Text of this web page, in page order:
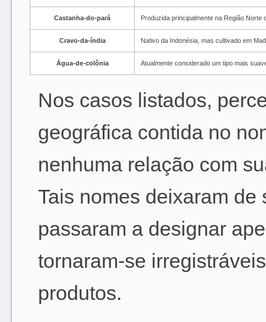
Castanha-do-pará Produzida principalmente na Região
Cravo-da-índia Nativo da Indonésia, mas cultivado em
Água-de-colônia Atualmente considerado um tipo mais
Nos casos listados,
geográfica contida no
nenhuma relação com
Tais nomes deixaram
passaram a designar
tornaram-se
produtos.